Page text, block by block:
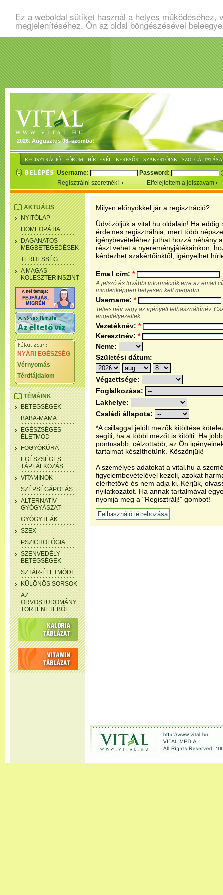
Ez a weboldal sütiket használ a helyes
megjelenítéséhez. Ön az oldal böngészésével
2026. Augusztus 08. szombat
REGISZTRÁCIÓ : FÓRUM : HÍRLEVÉL : KERESŐK : SZAKÉRTŐINK :
Username:
Password:
Regisztrálni szeretnék!
Elfelejtettem a jelszavam
AKTUÁLIS
NYITÓLAP
HOMEOPÁTIA
DAGANATOS
MEGBETEGEDÉSEK
TERHESSÉG
A MAGAS
KOLESZTERINSZINT
NYÁRI EGÉSZSÉG
Vérnyomás
Térdfájdalom
TÉMÁINK
BETEGSÉGEK
BABA-MAMA
EGÉSZSÉGES
ÉLETMÓD
FOGYÓKÚRA
EGÉSZSÉGES
TÁPLÁLKOZÁS
VITAMINOK
SZÉPSÉGÁPOLÁS
ALTERNATÍV
GYÓGYÁSZAT
GYÓGYTEÁK
SZEX
PSZICHOLÓGIA
SZENVEDÉLY-
BETEGSÉGEK
SZTÁR-ÉLETMÓDI
KÜLÖNÖS SORSOK
AZ
ORVOSTUDOMÁNY
TÖRTÉNETÉBŐL
Milyen előnyökkel jár a regisztráció?
Üdvözöljük a vital.hu oldalain! Ha eddig
érdemes regisztrálnia, mert több
igénybevételéhez juthat hozzá néhány
részt vehet a nyereményjátékainkon,
kérdezhet szakértőinktől, igényelhet
Email cím: *
A jelszó és további információk erre az email
mindenképpen helyesen kell megadni.
Username: *
Teljes név vagy az igényelt felhasználónév.
engedélyezettek.
Vezetéknév: *
Keresztnév: *
Neme:
Születési dátum:
Végzettsége:
Foglalkozása:
Lakhelye:
Családi állapota:
*A csillaggal jelölt mezők kitöltése
segíti, ha a többi mezőt is kitölti. Ha
pontosabb, célzottabb, az Ön
tartalmat készíthetünk. Köszönjük!
A személyes adatokat a vital.hu a
figyelembevételével kezeli, azokat
elérhetővé és nem adja ki. Kérjük,
nyilatkozatot. Ha annak tartalmával
nyomja meg a "Regisztrálj!" gombot!